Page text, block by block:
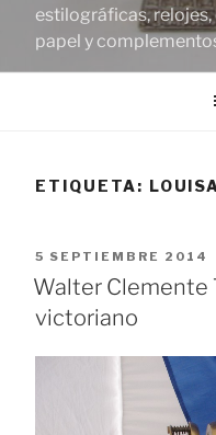
estilográficas,
papel y
ETIQUETA:
PUBLICADO
EL
5 SEPTIEMBRE 2014
Walter Clemente
victoriano